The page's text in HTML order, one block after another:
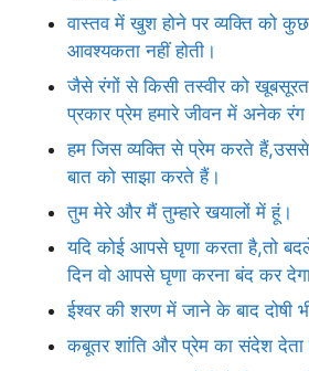
वास्तव में खुश होने पर व्यक्ति को
आवश्यकता नहीं होती।
जैसे रंगों से किसी तस्वीर को खूबसूरत
प्रकार प्रेम हमारे जीवन में अनेक रंग
हम जिस व्यक्ति से प्रेम करते
बात को साझा करते हैं।
तुम मेरे और मैं तुम्हारे खयालों में हूं।
यदि कोई आपसे घृणा करता है,तो
दिन वो आपसे घृणा करना बंद कर
ईश्वर की शरण में जाने के बाद दोषी
कबूतर शांति और प्रेम का संदेश देता